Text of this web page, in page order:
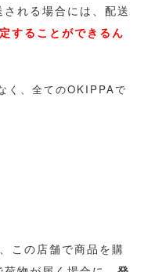
れる場合には、配送
することができるん
く、全てのOKIPPAで
この店舗で商品を購